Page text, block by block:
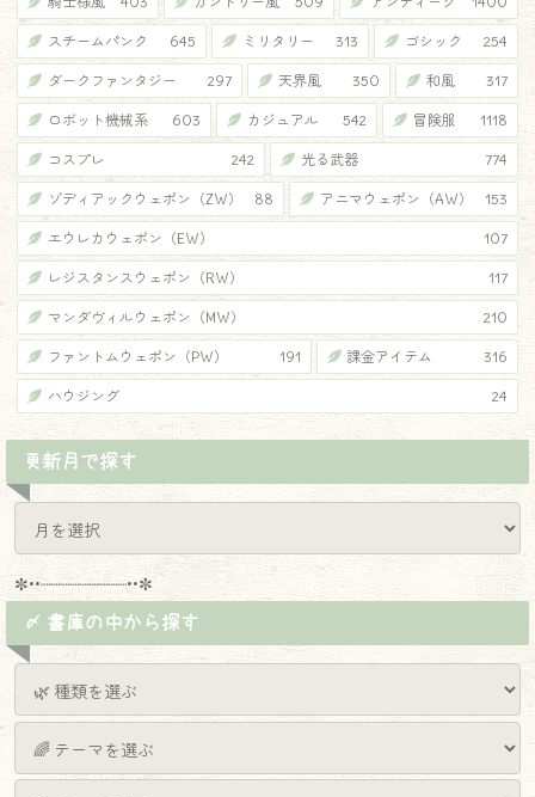
スチームパンク 645 ミリタリー 313 ゴシック 254
ダークファンタジー 297 天界風 350 和風 317
ロボット機械系 603 カジュアル 542 冒険服 1118
コスプレ 242 光る武器 774
ゾディアックウェポン（ZW） 88 アニマウェポン（AW） 153
エウレカウェポン（EW） 107
レジスタンスウェポン（RW） 117
マンダヴィルウェポン（MW） 210
ファントムウェポン（PW） 191 課金アイテム 316
ハウジング 24
更新月で探す
✼••┈┈┈┈┈┈┈┈┈••✼
〆 書庫の中から探す